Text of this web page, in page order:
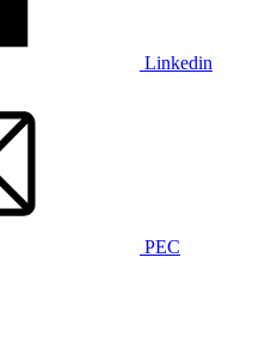
Linkedin
PEC